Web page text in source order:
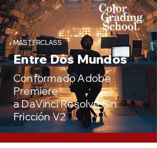
MASTERCLASS
Entre Dos Mundos
Conformado Adobe
Premiere
a DaVinci Resolve Sin
Fricción V2